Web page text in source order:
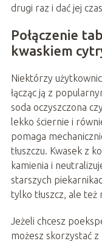
drugi raz i dać jej
Połączenie
kwaskiem
Niektórzy
łącząc ją z
soda oczyszczona
lekko ściernie i
pomaga
tłuszczu. Kwasek z
kamienia i
starszych
tylko tłuszcz, ale
Jeżeli chcesz
możesz skorzystać